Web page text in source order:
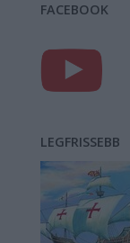
FACEBOOK
LEGFRISSEBB